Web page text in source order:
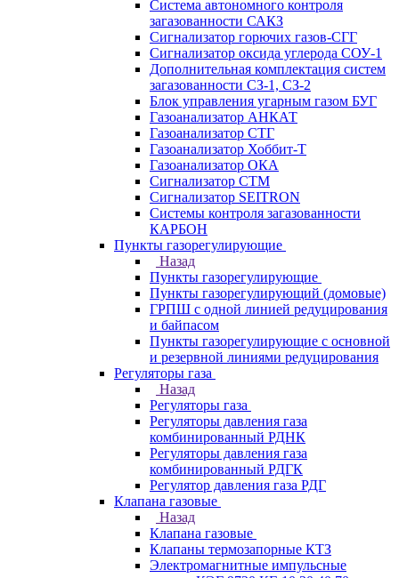
Система автономного контроля
загазованности САКЗ
Сигнализатор горючих газов-СГГ
Сигнализатор оксида углерода СОУ-1
Дополнительная комплектация систем
загазованности СЗ-1, СЗ-2
Блок управления угарным газом БУГ
Газоанализатор АНКАТ
Газоанализатор СТГ
Газоанализатор Хоббит-Т
Газоанализатор ОКА
Сигнализатор СТМ
Сигнализатор SEITRON
Системы контроля загазованности
КАРБОН
Пункты газорегулирующие
Назад
Пункты газорегулирующие
Пункты газорегулирующий (домовые)
ГРПШ с одной линией редуцирования
и байпасом
Пункты газорегулирующие с основной
и резервной линиями редуцирования
Регуляторы газа
Назад
Регуляторы газа
Регуляторы давления газа
комбинированный РДНК
Регуляторы давления газа
комбинированный РДГК
Регулятор давления газа РДГ
Клапана газовые
Назад
Клапана газовые
Клапаны термозапорные КТЗ
Электромагнитные импульсные